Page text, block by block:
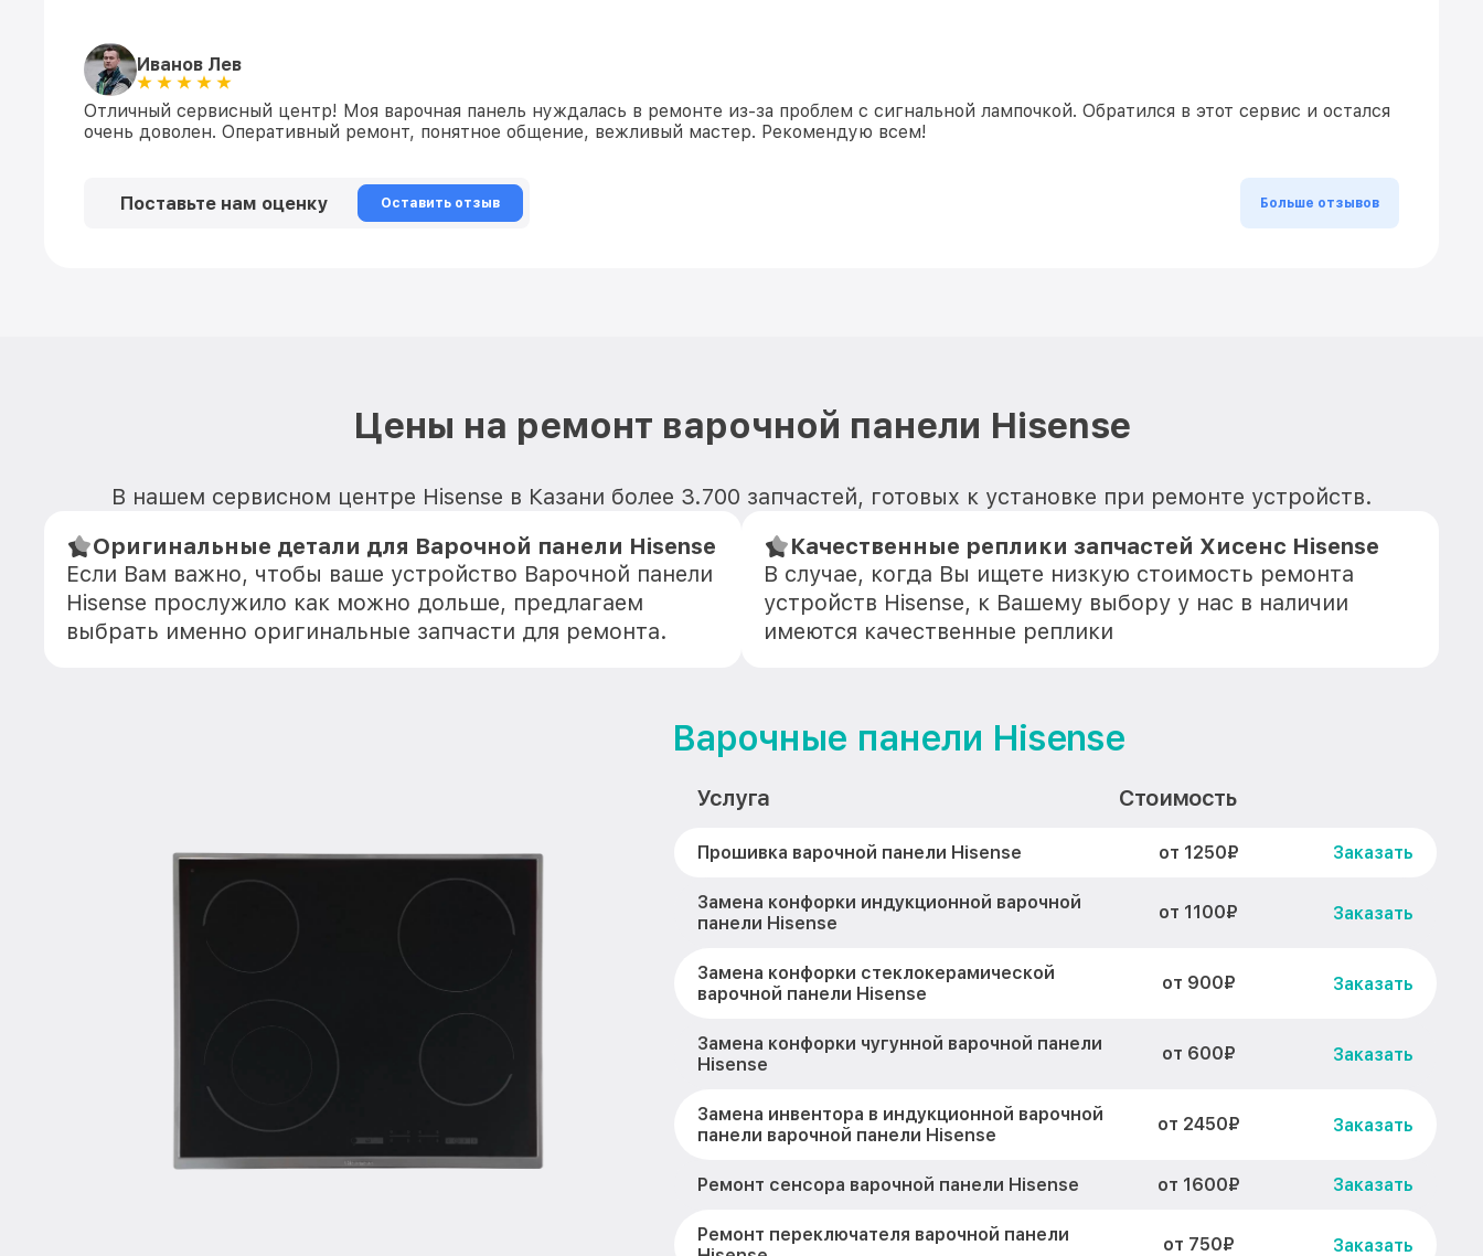
Иванов Лев
Отличный сервисный центр! Моя варочная панель нуждалась в ремонте из-за проблем с сигнальной лампочкой. Обратился в этот сервис и остался
очень доволен. Оперативный ремонт, понятное общение, вежливый мастер. Рекомендую всем!
Поставьте нам оценку Оставить отзыв Больше отзывов
Цены на ремонт варочной панели Hisense
В нашем сервисном центре Hisense в Казани более 3.700 запчастей, готовых к установке при ремонте устройств.
Оригинальные детали для Варочной панели Hisense
Если Вам важно, чтобы ваше устройство Варочной панели
Hisense прослужило как можно дольше, предлагаем
выбрать именно оригинальные запчасти для ремонта.
Качественные реплики запчастей Хисенс Hisense
В случае, когда Вы ищете низкую стоимость ремонта
устройств Hisense, к Вашему выбору у нас в наличии
имеются качественные реплики
Варочные панели Hisense
Услуга Стоимость
Прошивка варочной панели Hisense от 1250₽ Заказать
Замена конфорки индукционной варочной
панели Hisense
от 1100₽ Заказать
Замена конфорки стеклокерамической
варочной панели Hisense
от 900₽ Заказать
Замена конфорки чугунной варочной панели
Hisense
от 600₽ Заказать
Замена инвентора в индукционной варочной
панели варочной панели Hisense
от 2450₽ Заказать
Ремонт сенсора варочной панели Hisense от 1600₽ Заказать
Ремонт переключателя варочной панели
от 750₽ Заказать